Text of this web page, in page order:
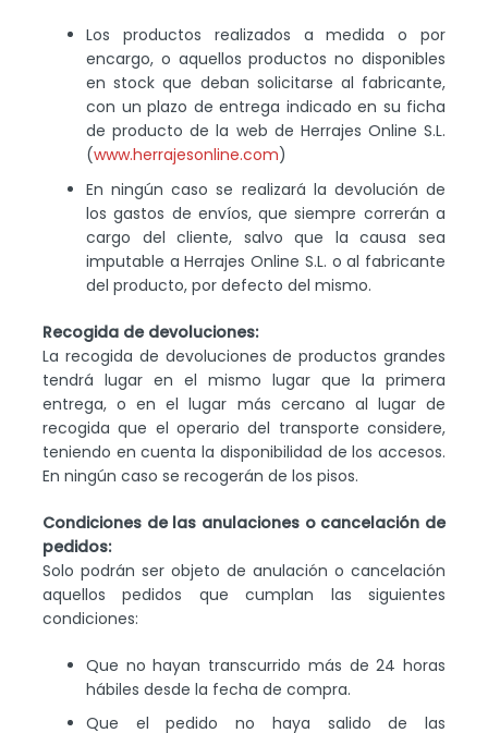
Los productos realizados a medida o por
encargo, o aquellos productos no disponibles
en stock que deban solicitarse al fabricante,
con un plazo de entrega indicado en su ficha
de producto de la web de Herrajes Online S.L.
(www.herrajesonline.com)
En ningún caso se realizará la devolución de
los gastos de envíos, que siempre correrán a
cargo del cliente, salvo que la causa sea
imputable a Herrajes Online S.L. o al fabricante
del producto, por defecto del mismo.
Recogida de devoluciones:
La recogida de devoluciones de productos grandes
tendrá lugar en el mismo lugar que la primera
entrega, o en el lugar más cercano al lugar de
recogida que el operario del transporte considere,
teniendo en cuenta la disponibilidad de los accesos.
En ningún caso se recogerán de los pisos.
Condiciones de las anulaciones o cancelación de
pedidos:
Solo podrán ser objeto de anulación o cancelación
aquellos pedidos que cumplan las siguientes
condiciones:
Que no hayan transcurrido más de 24 horas
hábiles desde la fecha de compra.
Que el pedido no haya salido de las